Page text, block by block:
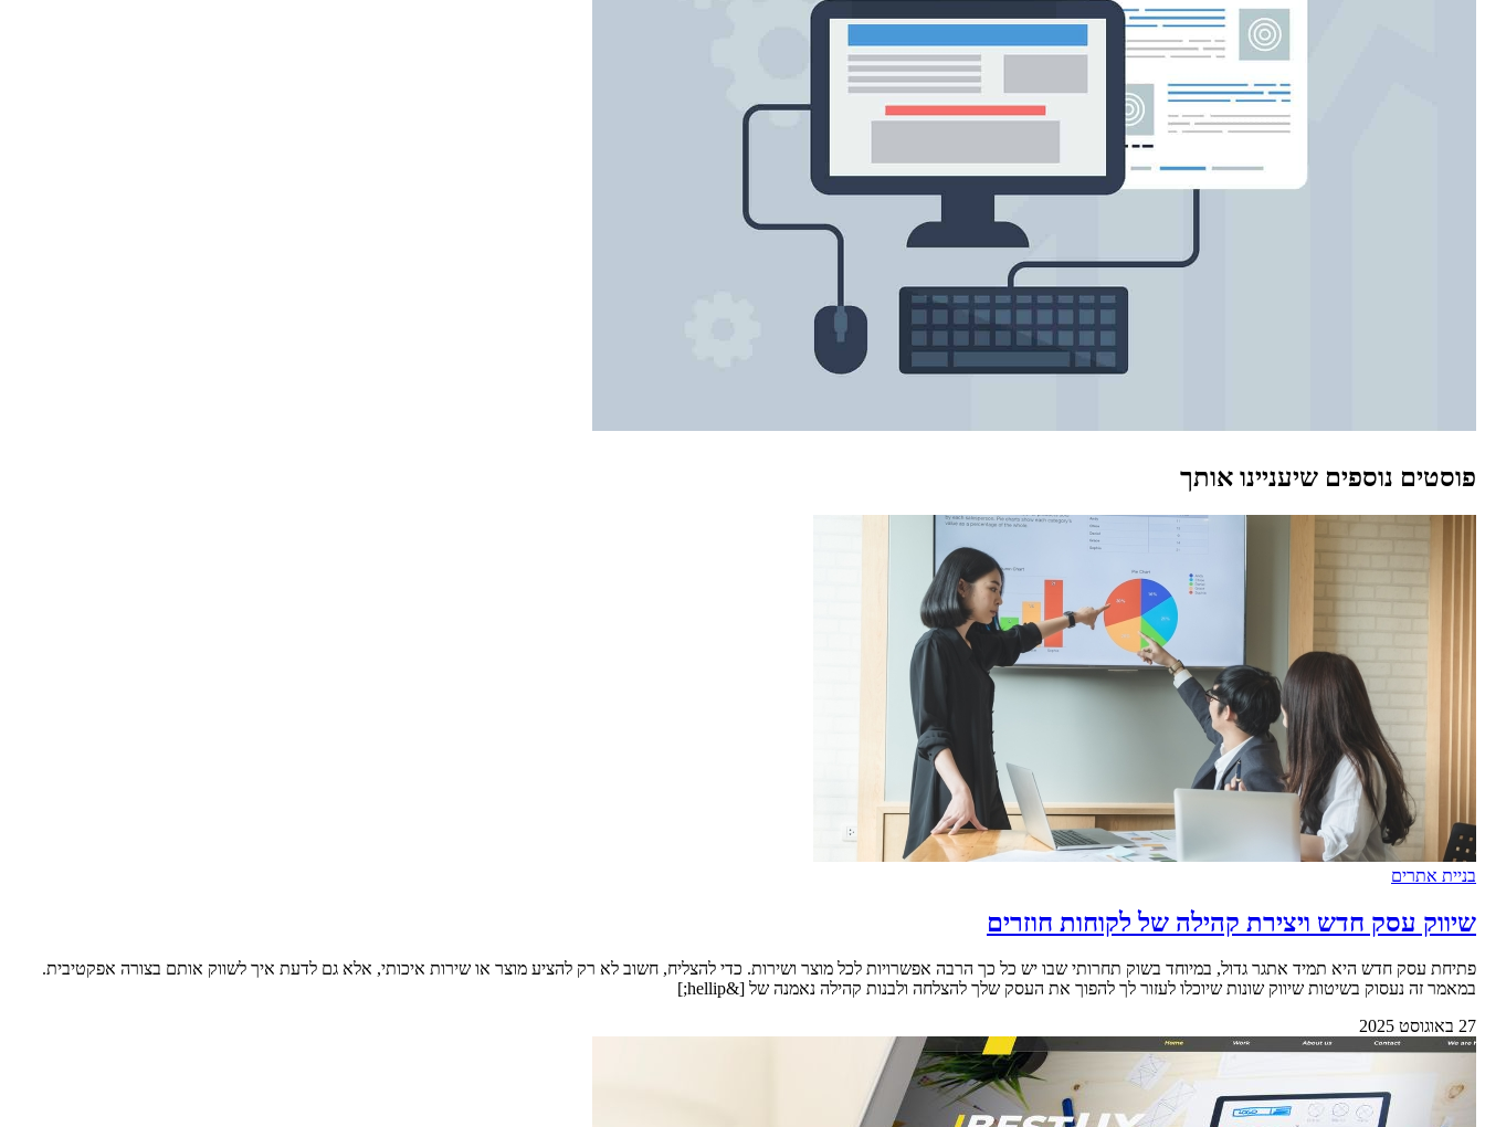
פוסטים נוספים שיעניינו אותך
בניית אתרים
שיווק עסק חדש ויצירת קהילה של לקוחות חוזרים
פתיחת עסק חדש היא תמיד אתגר גדול, במיוחד בשוק תחרותי שבו יש כל כך הרבה אפשרויות לכל מוצר ושירות. כדי להצליח, חשוב לא רק להציע מוצר או שירות איכותי, אלא גם לדעת איך לשווק אותם בצורה אפקטיבית.
במאמר זה נעסוק בשיטות שיווק שונות שיוכלו לעזור לך להפוך את העסק שלך להצלחה ולבנות קהילה נאמנה של [&hellip;]
27 באוגוסט 2025